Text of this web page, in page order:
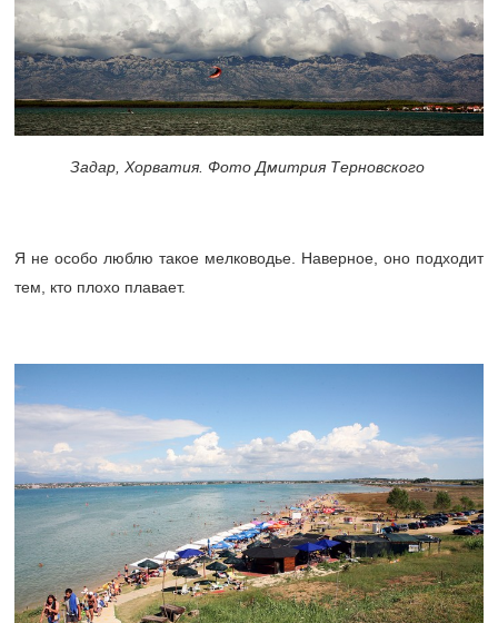
Задар, Хорватия. Фото Дмитрия Терновского
Я не особо люблю такое мелководье. Наверное, оно подходит
тем, кто плохо плавает.